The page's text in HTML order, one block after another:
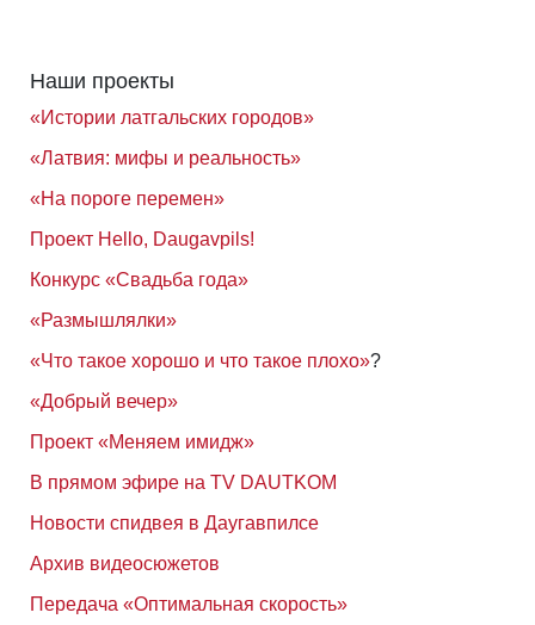
Наши проекты
«Истории латгальских городов»
«Латвия: мифы и реальность»
«На пороге перемен»
Проект Hello, Daugavpils!
Конкурс «Свадьба года»
«Размышлялки»
«Что такое хорошо и что такое плохо»?
«Добрый вечер»
Проект «Меняем имидж»
В прямом эфире на TV DAUTKOM
Новости спидвея в Даугавпилсе
Архив видеосюжетов
Передача «Оптимальная скорость»